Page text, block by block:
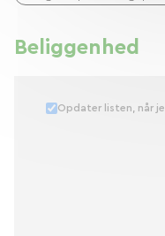
Beliggenhed
Opdater listen, når